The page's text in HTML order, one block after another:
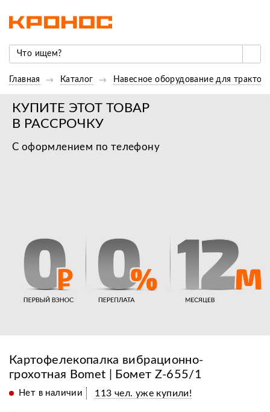
Главная Каталог Навесное оборудование для
КУПИТЕ ЭТОТ ТОВАР
В РАССРОЧКУ
С оформлением по телефону
Картофелекопалка вибрационно-
грохотная Bomet | Бомет Z-655/1
Нет в наличии 113 чел. уже купили!